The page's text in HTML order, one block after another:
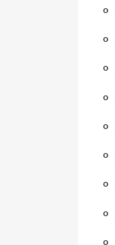
⚬
⚬
⚬
⚬
⚬
⚬
⚬
⚬